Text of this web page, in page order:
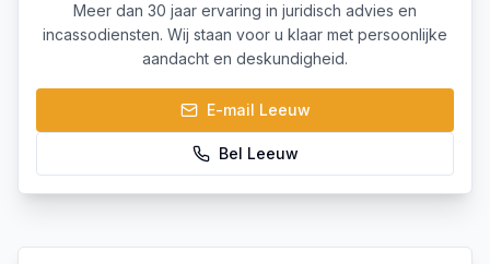
Meer dan 30 jaar ervaring in juridisch advies en
incassodiensten. Wij staan voor u klaar met persoonlijke
aandacht en deskundigheid.
E-mail Leeuw
Bel Leeuw